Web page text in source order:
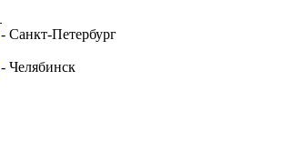
- Санкт-Петербург
- Челябинск